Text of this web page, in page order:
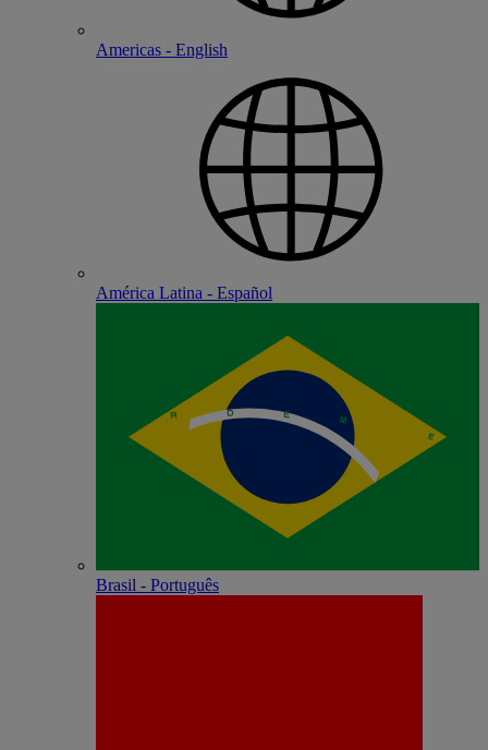
Americas - English
América Latina - Español
Brasil - Português